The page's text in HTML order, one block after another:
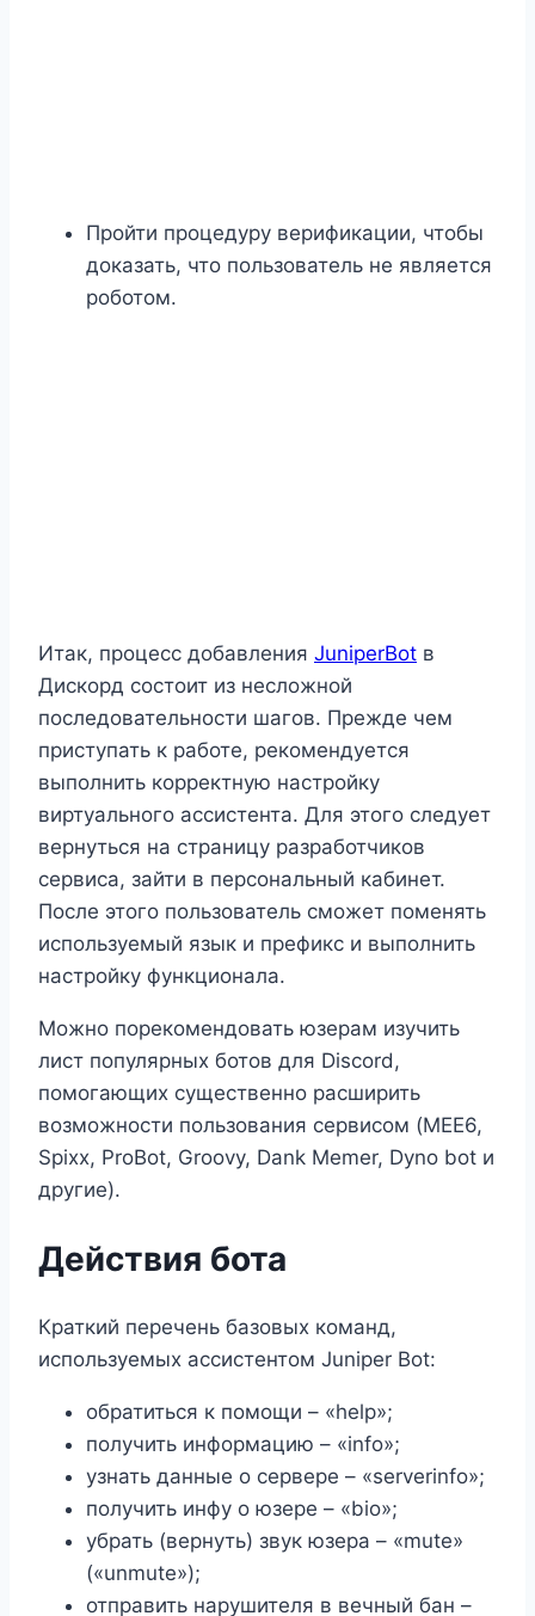
Пройти процедуру верификации, чтобы
доказать, что пользователь не является
роботом.
Итак, процесс добавления JuniperBot в
Дискорд состоит из несложной
последовательности шагов. Прежде чем
приступать к работе, рекомендуется
выполнить корректную настройку
виртуального ассистента. Для этого следует
вернуться на страницу разработчиков
сервиса, зайти в персональный кабинет.
После этого пользователь сможет поменять
используемый язык и префикс и выполнить
настройку функционала.
Можно порекомендовать юзерам изучить
лист популярных ботов для Discord,
помогающих существенно расширить
возможности пользования сервисом (MEE6,
Spixx, ProBot, Groovy, Dank Memer, Dyno bot и
другие).
Действия бота
Краткий перечень базовых команд,
используемых ассистентом Juniper Bot:
обратиться к помощи – «help»;
получить информацию – «info»;
узнать данные о сервере – «serverinfo»;
получить инфу о юзере – «bio»;
убрать (вернуть) звук юзера – «mute»
(«unmute»);
отправить нарушителя в вечный бан –